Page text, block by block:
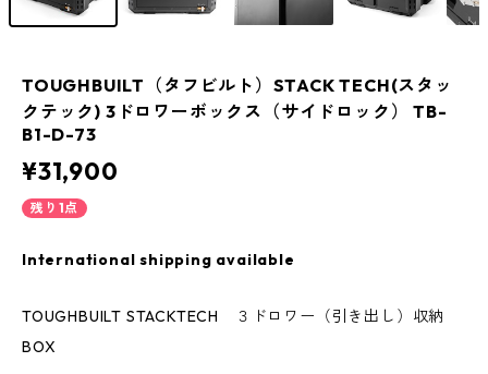
TOUGHBUILT（タフビルト）STACK TECH(スタッ
クテック) 3ドロワーボックス（サイドロック） TB-
B1-D-73
¥31,900
残り1点
International shipping available
TOUGHBUILT STACKTECH ３ドロワー（引き出し）収納
BOX